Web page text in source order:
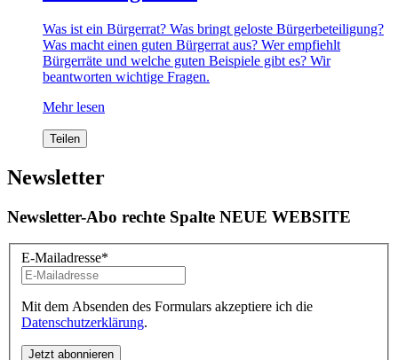
Was ist ein Bürgerrat? Was bringt geloste Bürgerbeteiligung?
Was macht einen guten Bürgerrat aus? Wer empfiehlt
Bürgerräte und welche guten Beispiele gibt es? Wir
beantworten wichtige Fragen.
Mehr lesen
Teilen
Newsletter
Newsletter-Abo rechte Spalte NEUE WEBSITE
E-Mailadresse*
Mit dem Absenden des Formulars akzeptiere ich die
Datenschutzerklärung.